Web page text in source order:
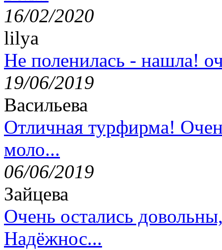
16/02/2020
lilya
Не поленилась - нашла!
19/06/2019
Васильева
Отличная турфирма!
моло...
06/06/2019
Зайцева
Очень остались
Надёжнос...